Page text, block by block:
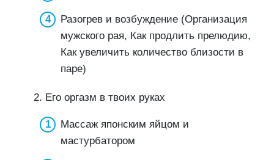
Разогрев и возбуждение (Организация
мужского рая, Как продлить прелюдию,
Как увеличить количество близости в
паре)
2. Его оргазм в твоих руках
Массаж японским яйцом и
мастурбатором